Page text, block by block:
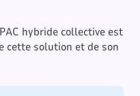
hybride collective est
cette solution et de son